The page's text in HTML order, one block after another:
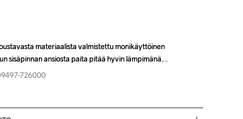
materiaalista valmistettu monikäyttöinen
sisäpinnan ansiosta paita pitää hyvin lämpimänä.
726000
materiaalista valmistettu monikäyttöinen
sisäpinnan ansiosta paita pitää hyvin lämpimänä.
726000